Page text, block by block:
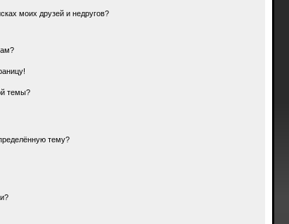
моих друзей и недругов?
темы?
тему?